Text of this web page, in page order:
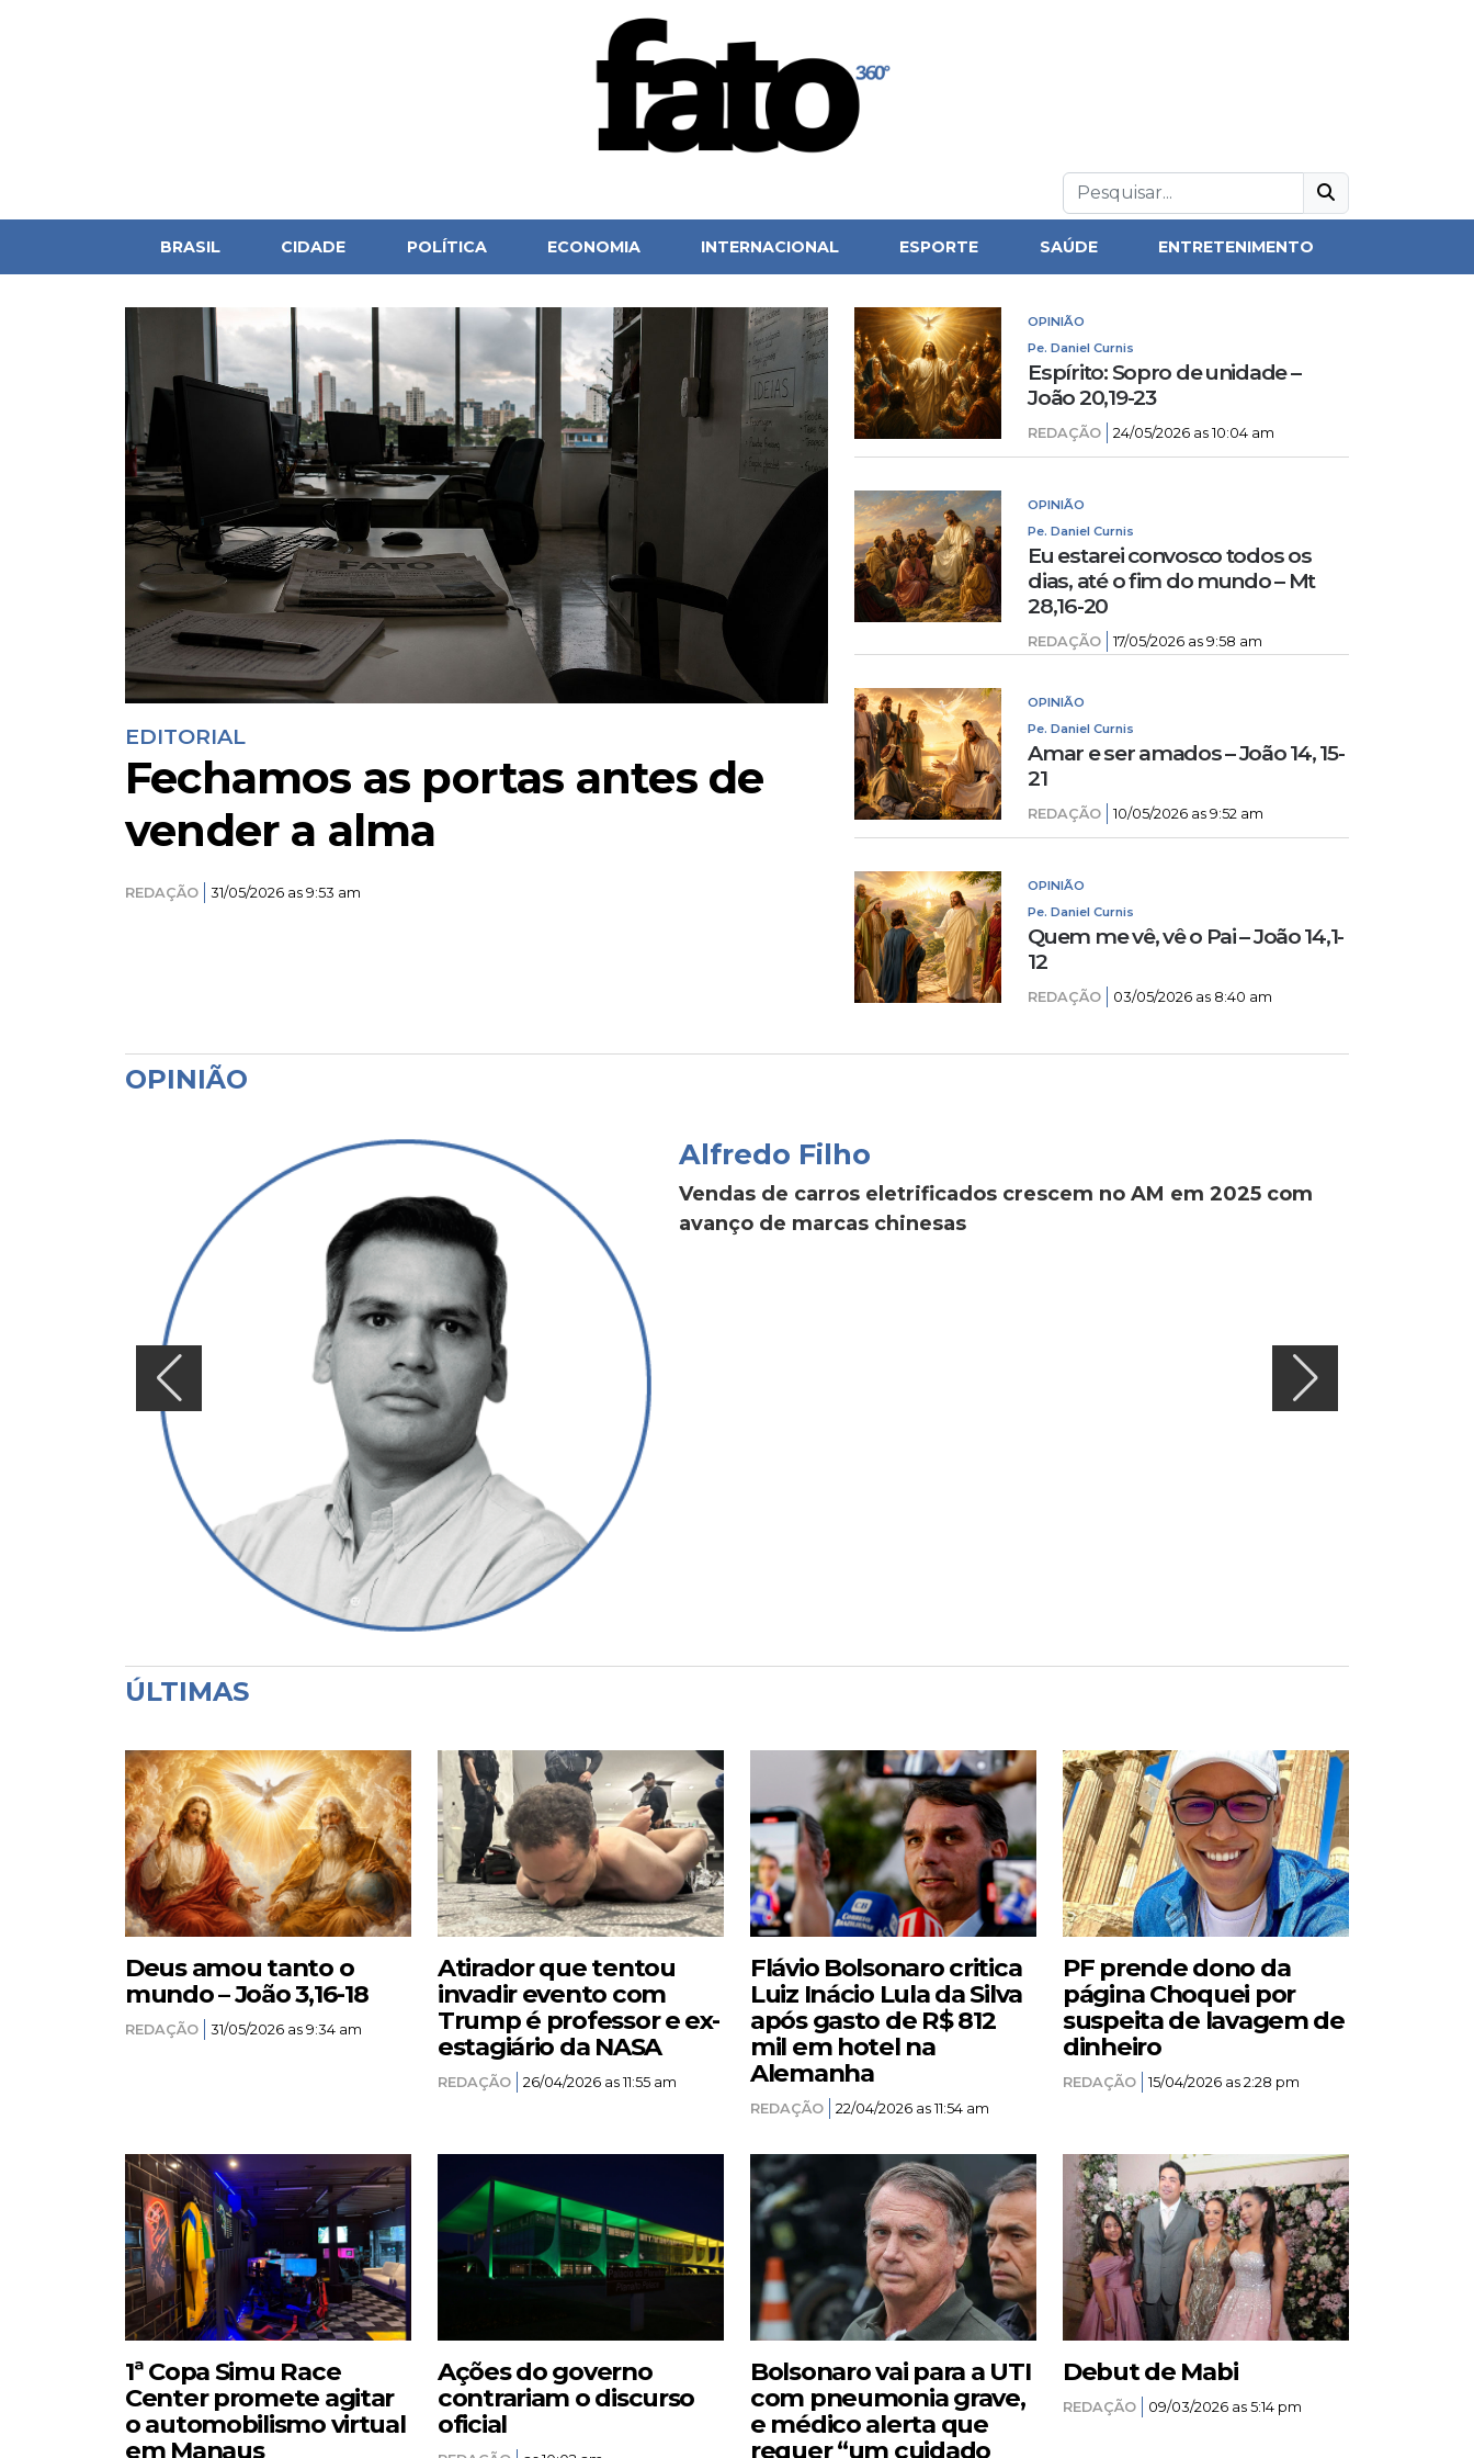
BRASIL CIDADE POLÍTICA ECONOMIA INTERNACIONAL ESPORTE SAÚDE ENTRETENIMENTO
EDITORIAL
Fechamos as portas antes de
vender a alma
REDAÇÃO 31/05/2026 as 9:53 am
OPINIÃO
Pe. Daniel Curnis
Espírito: Sopro de unidade –
João 20,19-23
REDAÇÃO 24/05/2026 as 10:04 am
OPINIÃO
Pe. Daniel Curnis
Eu estarei convosco todos os
dias, até o fim do mundo – Mt
28,16-20
REDAÇÃO 17/05/2026 as 9:58 am
OPINIÃO
Pe. Daniel Curnis
Amar e ser amados – João 14, 15-
21
REDAÇÃO 10/05/2026 as 9:52 am
OPINIÃO
Pe. Daniel Curnis
Quem me vê, vê o Pai – João 14,1-
12
REDAÇÃO 03/05/2026 as 8:40 am
OPINIÃO
Alfredo Filho
Vendas de carros eletrificados crescem no AM em 2025 com
avanço de marcas chinesas
ÚLTIMAS
Deus amou tanto o
mundo – João 3,16-18
REDAÇÃO 31/05/2026 as 9:34 am
Atirador que tentou
invadir evento com
Trump é professor e ex-
estagiário da NASA
REDAÇÃO 26/04/2026 as 11:55 am
Flávio Bolsonaro critica
Luiz Inácio Lula da Silva
após gasto de R$ 812
mil em hotel na
Alemanha
REDAÇÃO 22/04/2026 as 11:54 am
PF prende dono da
página Choquei por
suspeita de lavagem de
dinheiro
REDAÇÃO 15/04/2026 as 2:28 pm
1ª Copa Simu Race
Center promete agitar
o automobilismo virtual
em Manaus
Ações do governo
contrariam o discurso
oficial
Bolsonaro vai para a UTI
com pneumonia grave,
e médico alerta que
requer “um cuidado
Debut de Mabi
REDAÇÃO 09/03/2026 as 5:14 pm